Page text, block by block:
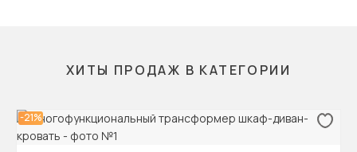
ХИТЫ ПРОДАЖ В КАТЕГОРИИ
-21%